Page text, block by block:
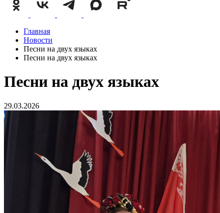
Главная
Новости
Песни на двух языках
Песни на двух языках
Песни на двух языках
29.03.2026